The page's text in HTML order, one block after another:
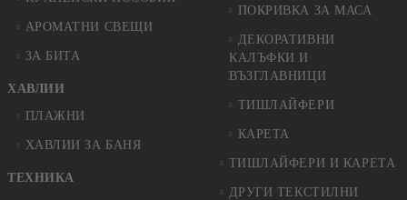
АРОМАТНИ СВЕЩИ
ЗА БИТА
ХАВЛИИ
ПЛАЖНИ
ХАВЛИИ ЗА БАНЯ
ТЕХНИКА
ПОКРИВКА ЗА МАСА
ДЕКОРАТИВНИ
КАЛЪФКИ И
ВЪЗГЛАВНИЦИ
ТИШЛАЙФЕРИ
КАРЕТА
ТИШЛАЙФЕРИ И КАРЕТА
ДРУГИ ТЕКСТИЛНИ